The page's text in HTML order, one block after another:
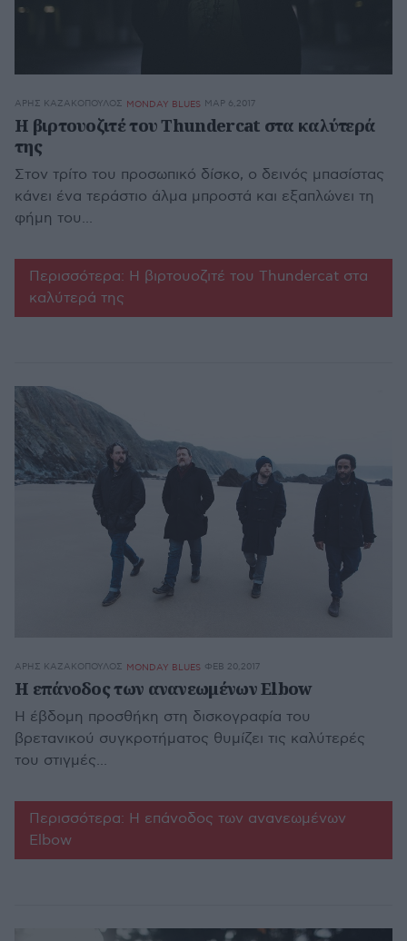
ΆΡΗΣ ΚΑΖΑΚΌΠΟΥΛΟΣ MONDAY BLUES ΜΑΡ 6,2017
Η βιρτουοζιτέ του Thundercat στα καλύτερά
της
Στον τρίτο του προσωπικό δίσκο, ο δεινός μπασίστας
κάνει ένα τεράστιο άλμα μπροστά και εξαπλώνει τη
φήμη του...
Περισσότερα: Η βιρτουοζιτέ του Thundercat στα
καλύτερά της
ΆΡΗΣ ΚΑΖΑΚΌΠΟΥΛΟΣ MONDAY BLUES ΦΕΒ 20,2017
Η επάνοδος των ανανεωμένων Elbow
Η έβδομη προσθήκη στη δισκογραφία του
βρετανικού συγκροτήματος θυμίζει τις καλύτερές
του στιγμές...
Περισσότερα: Η επάνοδος των ανανεωμένων
Elbow